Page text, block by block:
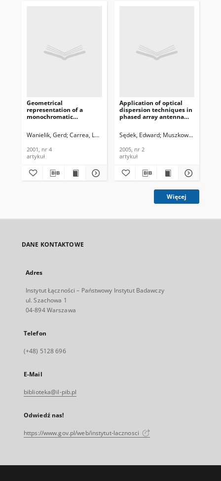
Geometrical
representation of a
monochromatic
vector approach, Journal
and Information
Technology, 2001, nr 4
Wanielik, Gerd Carrea, Laura
2001, nr 4
artykuł
Application of optical
dispersion techniques in
phased array antenna
Information Technology,
Sędek, Edward Muszkowski, Marcin
2005, nr 2
artykuł
Więcej
DANE KONTAKTOWE
Adres
Instytut Łączności – Państwowy Instytut Badawczy
ul. Szachowa 1
04-894 Warszawa
Telefon
(+48) 5128 696
E-Mail
biblioteka@il-pib.pl
Odwiedź nas!
https://www.gov.pl/web/instytut-lacznosci